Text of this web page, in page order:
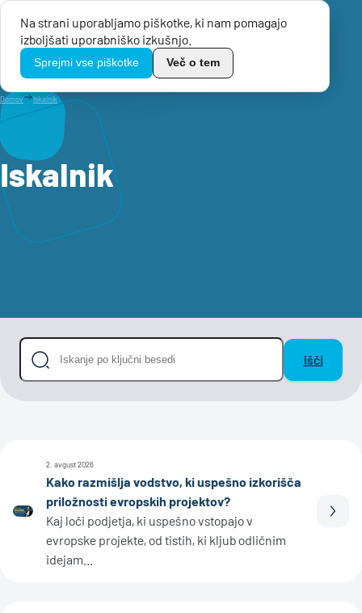
Na strani uporabljamo piškotke, ki nam pomagajo
izboljšati uporabniško izkušnjo.
Sprejmi vse piškotke Več o tem
TikoPro
Menu
Domov Iskalnik
Iskalnik
Išči
2. avgust 2026
Kako razmišlja vodstvo, ki uspešno izkorišča
priložnosti evropskih projektov?
Kaj loči podjetja, ki uspešno vstopajo v
evropske projekte, od tistih, ki kljub odličnim
idejam...